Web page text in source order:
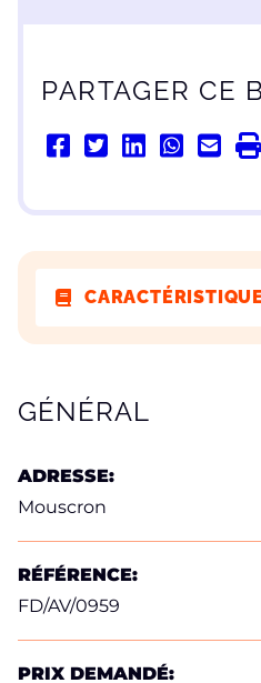
PARTAGER CE
GÉNÉRAL
ADRESSE:
Mouscron
RÉFÉRENCE:
FD/AV/0959
PRIX DEMANDÉ: